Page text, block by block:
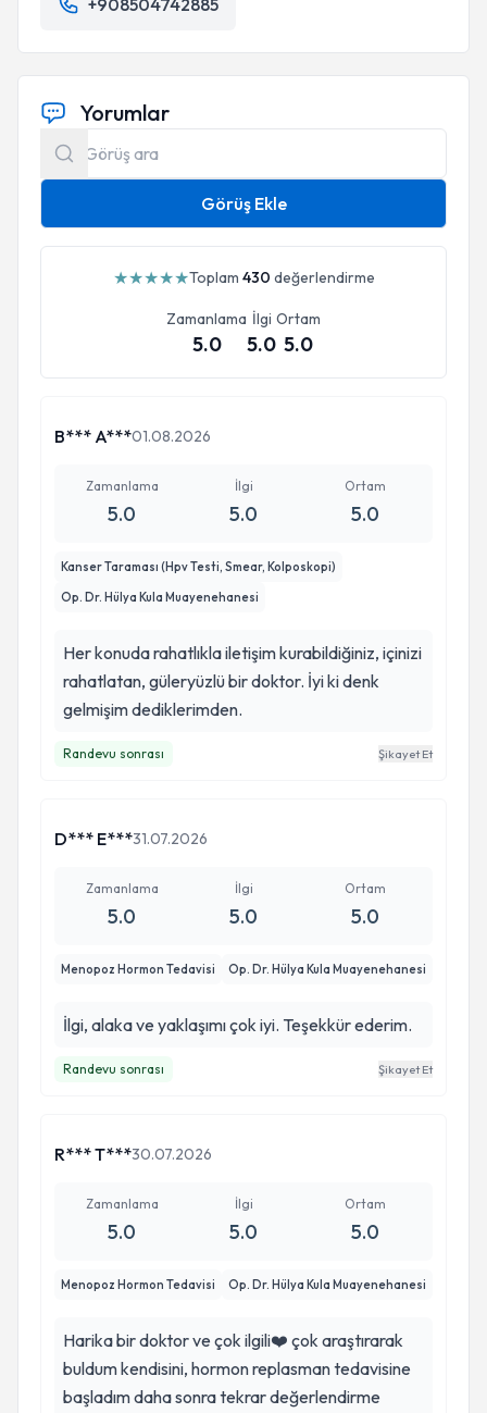
+908504742885
Yorumlar
Görüş Ekle
★★★★★Toplam 430 değerlendirme
Zamanlama
5.0
İlgi
5.0
Ortam
5.0
B*** A***01.08.2026
Zamanlama
5.0
İlgi
5.0
Ortam
5.0
Kanser Taraması (Hpv Testi, Smear, Kolposkopi)
Op. Dr. Hülya Kula Muayenehanesi
Her konuda rahatlıkla iletişim kurabildiğiniz, içinizi
rahatlatan, güleryüzlü bir doktor. İyi ki denk
gelmişim dediklerimden.
Randevu sonrası Şikayet Et
D*** E***31.07.2026
Zamanlama
5.0
İlgi
5.0
Ortam
5.0
Menopoz Hormon Tedavisi Op. Dr. Hülya Kula Muayenehanesi
İlgi, alaka ve yaklaşımı çok iyi. Teşekkür ederim.
Randevu sonrası Şikayet Et
R*** T***30.07.2026
Zamanlama
5.0
İlgi
5.0
Ortam
5.0
Menopoz Hormon Tedavisi Op. Dr. Hülya Kula Muayenehanesi
Harika bir doktor ve çok ilgili❤️ çok araştırarak
buldum kendisini, hormon replasman tedavisine
başladım daha sonra tekrar değerlendirme